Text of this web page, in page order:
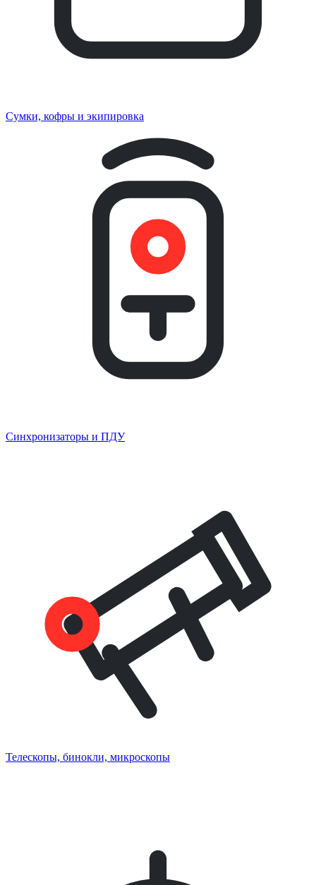
Сумки, кофры и экипировка
Синхронизаторы и ПДУ
Телескопы, бинокли, микроскопы